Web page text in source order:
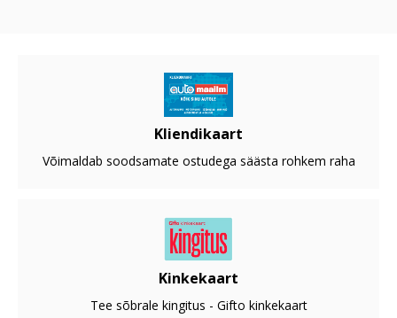
Kliendikaart
Võimaldab soodsamate ostudega säästa rohkem raha
Kinkekaart
Tee sõbrale kingitus - Gifto kinkekaart